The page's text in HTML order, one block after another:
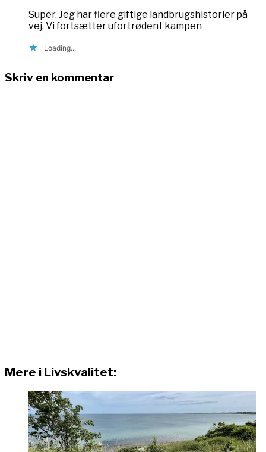
Super. Jeg har flere giftige landbrugshistorier på
vej. Vi fortsætter ufortrødent kampen
Loading...
Skriv en kommentar
Mere i Livskvalitet: